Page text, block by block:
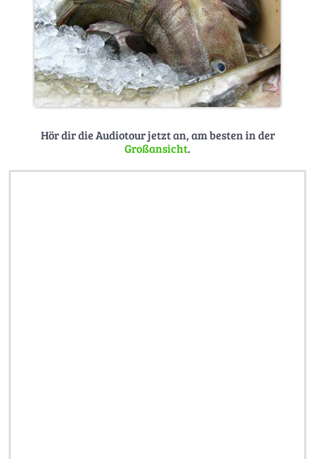
Hör dir die Audiotour jetzt an, am besten in der
Großansicht.